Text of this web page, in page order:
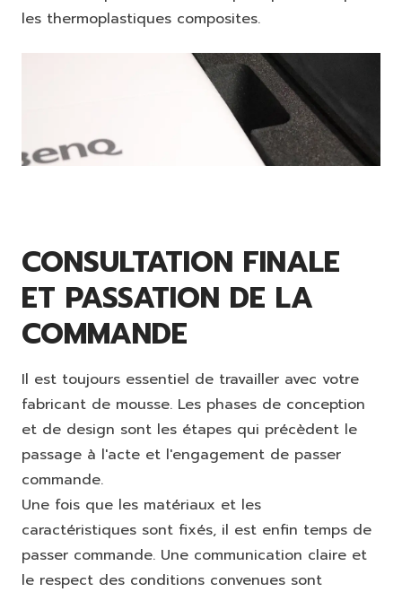
les thermoplastiques composites.
CONSULTATION FINALE
ET PASSATION DE LA
COMMANDE
Il est toujours essentiel de travailler avec votre
fabricant de mousse. Les phases de conception
et de design sont les étapes qui précèdent le
passage à l'acte et l'engagement de passer
commande.
Une fois que les matériaux et les
caractéristiques sont fixés, il est enfin temps de
passer commande. Une communication claire et
le respect des conditions convenues sont